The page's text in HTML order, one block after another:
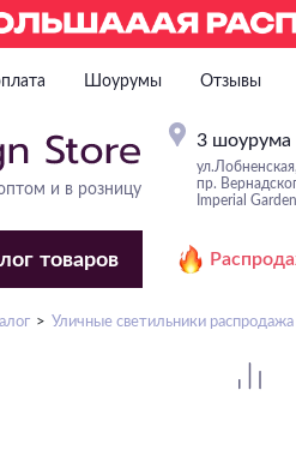
Шоурумы Отзывы
и в розницу
3 шоурума
пр.
Imperial
товаров
Уличные светильники распродажа